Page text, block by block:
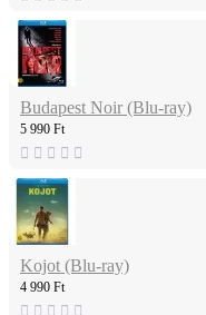
Budapest Noir (Blu-ray)
5 990 Ft
Kojot (Blu-ray)
4 990 Ft